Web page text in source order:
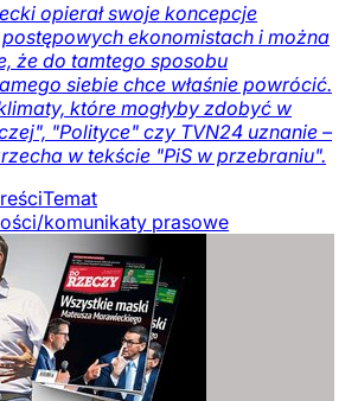
opierał swoje koncepcje
ekonomistach i można
że do tamtego sposobu
siebie chce właśnie powrócić.
które mogłyby zdobyć w
"Polityce" czy TVN24 uznanie –
w tekście "PiS w przebraniu".
Temat
komunikaty prasowe